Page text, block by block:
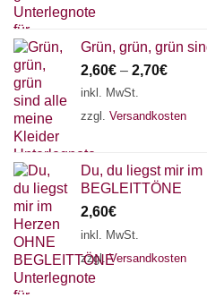
Grün, grün, grün
2,60€ – 2,70€
inkl. MwSt.
zzgl. Versandkosten
Du, du liegst mir
BEGLEITTÖNE
2,60€
inkl. MwSt.
zzgl.Versandkosten